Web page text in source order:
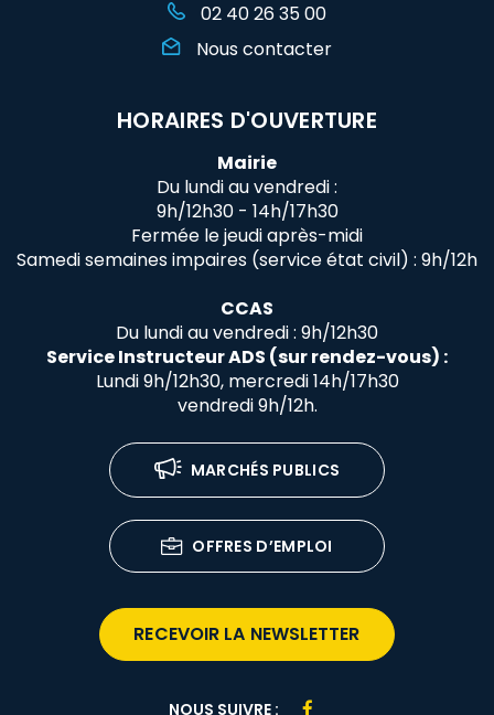
02 40 26 35 00
Nous contacter
HORAIRES D'OUVERTURE
Mairie
Du lundi au vendredi :
9h/12h30 - 14h/17h30
Fermée le jeudi après-midi
Samedi semaines impaires (service état civil) : 9h/12h
CCAS
Du lundi au vendredi : 9h/12h30
Service Instructeur ADS (sur rendez-vous) :
Lundi 9h/12h30, mercredi 14h/17h30
vendredi 9h/12h.
MARCHÉS PUBLICS
OFFRES D’EMPLOI
RECEVOIR LA NEWSLETTER
NOUS SUIVRE :